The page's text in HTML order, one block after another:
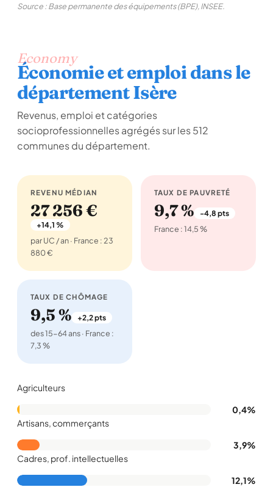
Source : Base permanente des équipements (BPE), INSEE.
Economy
Économie et emploi dans le
département Isère
Revenus, emploi et catégories
socioprofessionnelles agrégés sur les 512
communes du département.
REVENU MÉDIAN
27 256 €
+14,1 %
par UC / an · France : 23
880 €
TAUX DE PAUVRETÉ
9,7 % -4,8 pts
France : 14,5 %
TAUX DE CHÔMAGE
9,5 % +2,2 pts
des 15-64 ans · France :
7,3 %
Agriculteurs
0,4%
Artisans, commerçants
3,9%
Cadres, prof. intellectuelles
12,1%